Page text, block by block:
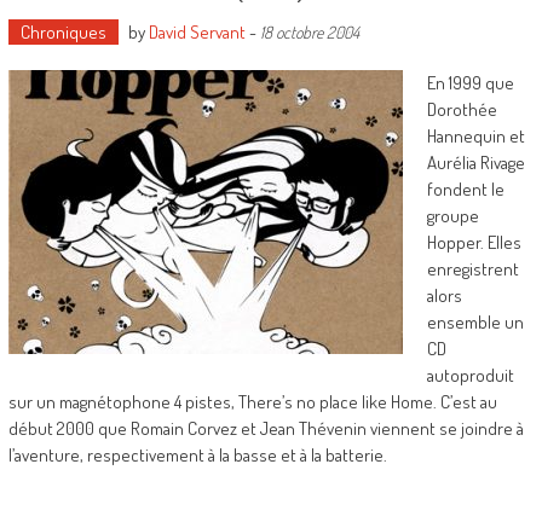
Chroniques by David Servant- 18 octobre 2004
En 1999 que
Dorothée
Hannequin et
Aurélia Rivage
fondent le
groupe
Hopper. Elles
enregistrent
alors
ensemble un
CD
autoproduit
sur un magnétophone 4 pistes, There’s no place like Home. C’est au
début 2000 que Romain Corvez et Jean Thévenin viennent se joindre à
l’aventure, respectivement à la basse et à la batterie.